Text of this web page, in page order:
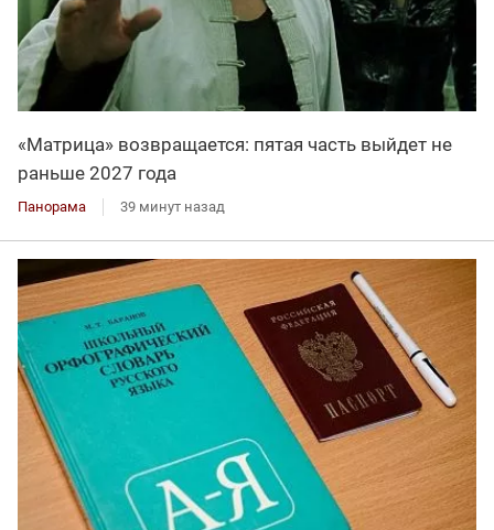
«Матрица» возвращается: пятая часть выйдет не
раньше 2027 года
Панорама 39 минут назад